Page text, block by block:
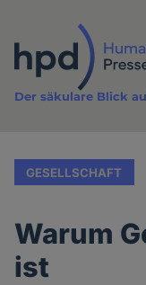
Inhalt
Der säkulare Blick
GESELLSCHAFT
Warum
ist